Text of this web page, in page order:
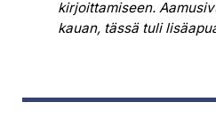
kirjoittamiseen.
kauan, tässä tuli